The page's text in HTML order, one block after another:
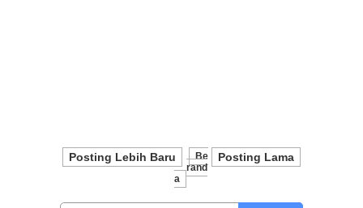
Posting Lebih Baru Posting Lama
Be
Rand
A